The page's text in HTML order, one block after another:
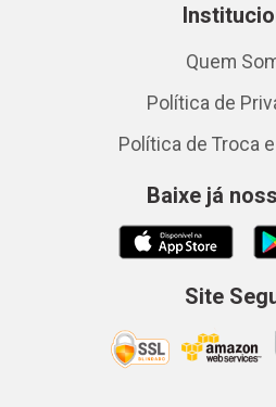
Quem
Política de
Política de Troca
Baixe já
Site